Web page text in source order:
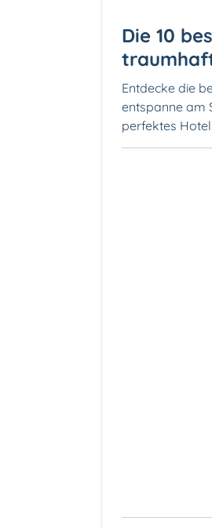
Die 10
Entdecke die
entspanne am
perfektes Hotel!